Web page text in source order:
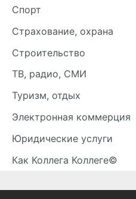
Спорт
Страхование, охрана
Строительство
ТВ, радио, СМИ
Туризм, отдых
Электронная коммерция
Юридические услуги
Как Коллега Коллеге©